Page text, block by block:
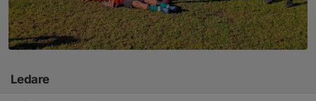
Ledare